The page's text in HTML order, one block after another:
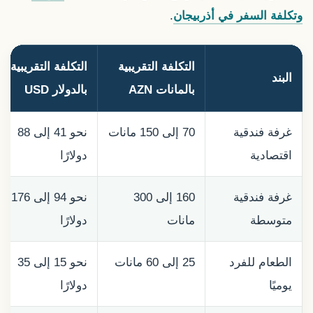
وتكلفة السفر في أذربيجان.
البند
التكلفة التقريبية
بالمانات AZN
التكلفة التقريبية
بالدولار USD
غرفة فندقية
اقتصادية
70 إلى 150 مانات
نحو 41 إلى 88
دولارًا
غرفة فندقية
متوسطة
160 إلى 300
مانات
نحو 94 إلى 176
دولارًا
الطعام للفرد
يوميًا
25 إلى 60 مانات
نحو 15 إلى 35
دولارًا